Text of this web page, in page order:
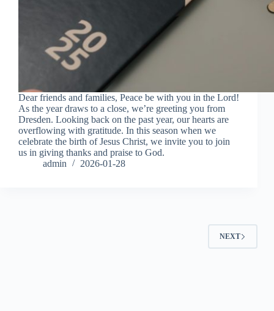
Dear friends and families, Peace be with you in the Lord!
As the year draws to a close, we’re greeting you from
Dresden. Looking back on the past year, our hearts are
overflowing with gratitude. In this season when we
celebrate the birth of Jesus Christ, we invite you to join
us in giving thanks and praise to God.
admin
2026-01-28
NEXT